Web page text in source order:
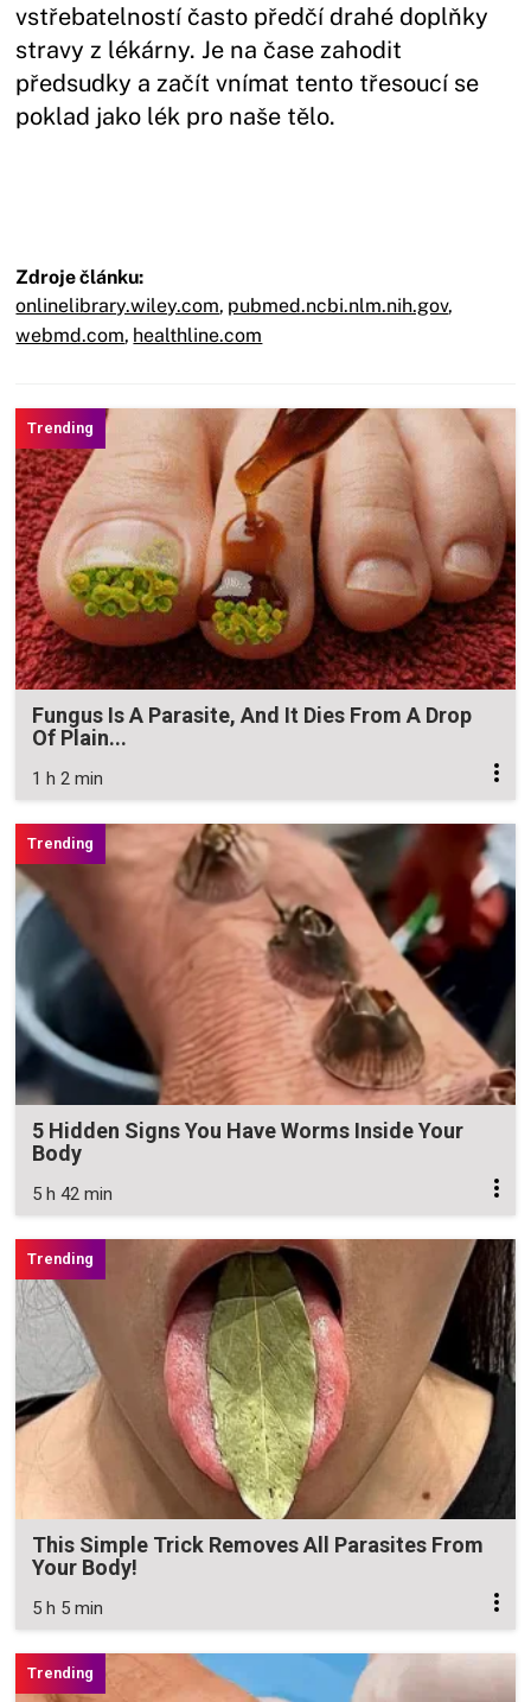
vstřebatelností často předčí drahé doplňky
stravy z lékárny. Je na čase zahodit
předsudky a začít vnímat tento třesoucí se
poklad jako lék pro naše tělo.
Zdroje článku:
onlinelibrary.wiley.com, pubmed.ncbi.nlm.nih.gov,
webmd.com, healthline.com
Fungus Is A Parasite, And It Dies From A Drop
Of Plain...
1 h 2 min
5 Hidden Signs You Have Worms Inside Your
Body
5 h 42 min
This Simple Trick Removes All Parasites From
Your Body!
5 h 5 min